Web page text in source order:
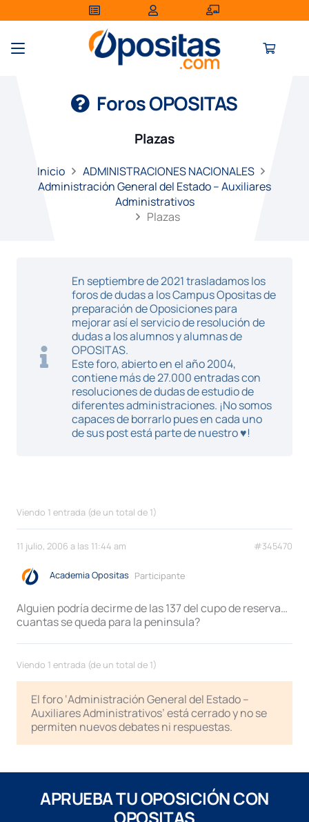
Foros OPOSITAS
Plazas
Inicio
ADMINISTRACIONES NACIONALES
Administración General del Estado – Auxiliares
Administrativos
Plazas
En septiembre de 2021 trasladamos los
foros de dudas a los Campus Opositas de
preparación de Oposiciones para
mejorar así el servicio de resolución de
dudas a los alumnos y alumnas de
OPOSITAS.
Este foro, abierto en el año 2004,
contiene más de 27.000 entradas con
resoluciones de dudas de estudio de
diferentes administraciones. ¡No somos
capaces de borrarlo pues en cada uno
de sus post está parte de nuestro ♥!
Viendo 1 entrada (de un total de 1)
11 julio, 2006 a las 11:44 am #345470
Academia Opositas Participante
Alguien podría decirme de las 137 del cupo de reserva…
cuantas se queda para la peninsula?
Viendo 1 entrada (de un total de 1)
El foro ‘Administración General del Estado –
Auxiliares Administrativos’ está cerrado y no se
permiten nuevos debates ni respuestas.
APRUEBA TU OPOSICIÓN CON